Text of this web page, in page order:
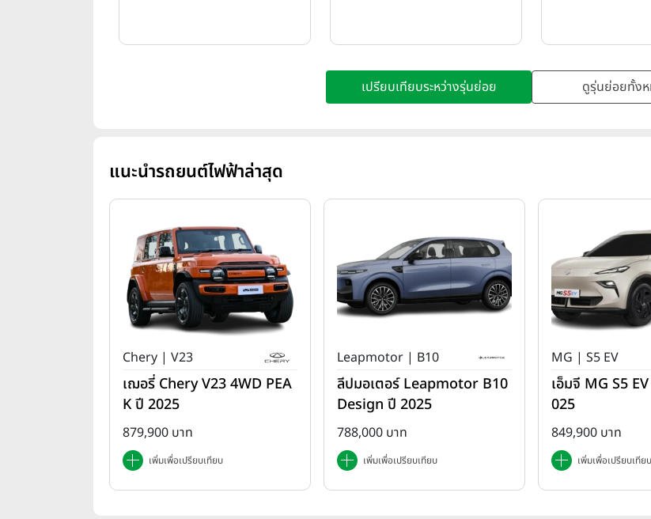
เปรียบเทียบระหว่างรุ่นย่อย ดูรุ่นย่อยทั้ง
แนะนำรถยนต์ไฟฟ้าล่าสุด
Chery | V23
เฌอรี่ Chery V23 4WD PEA
K ปี 2025
879,900 บาท
เพิ่มเพื่อเปรียบเทียบ
Leapmotor | B10
ลีปมอเตอร์ Leapmotor B10
Design ปี 2025
788,000 บาท
เพิ่มเพื่อเปรียบเทียบ
MG | S5 EV
เอ็มจี MG S5
025
849,900 บาท
เพิ่มเพื่อเปรียบเทียบ